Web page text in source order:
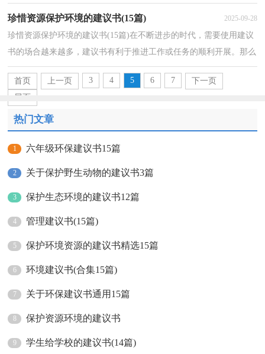
种书面材料，具有较强的文本性特点。还是对建议书...
珍惜资源保护环境的建议书(15篇) 2025-09-28
珍惜资源保护环境的建议书(15篇)在不断进步的时代，需要使用建议
书的场合越来越多，建议书有利于推进工作或任务的顺利开展。那么
你有了解过建议书吗？下面是小编整理的珍惜资源保...
首页
上一页 3 4 5 6 7
下一页
尾页
热门文章
1 六年级环保建议书15篇
2 关于保护野生动物的建议书3篇
3 保护生态环境的建议书12篇
4 管理建议书(15篇)
5 保护环境资源的建议书精选15篇
6 环境建议书(合集15篇)
7 关于环保建议书通用15篇
8 保护资源环境的建议书
9 学生给学校的建议书(14篇)